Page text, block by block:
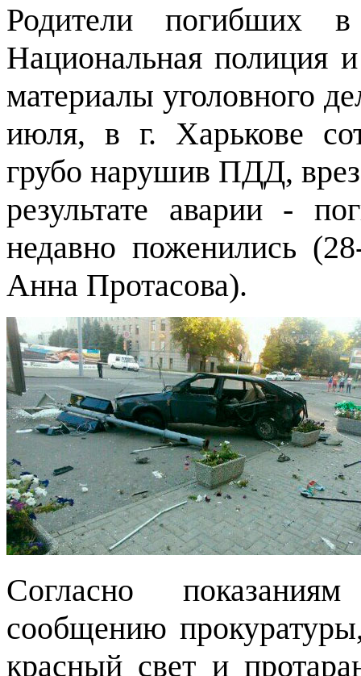
Родители погибших
Национальная полиция
материалы уголовного
июля, в г. Харькове
грубо нарушив ПДД,
результате аварии -
недавно поженились
Анна Протасова).
Согласно
сообщению
красный свет и